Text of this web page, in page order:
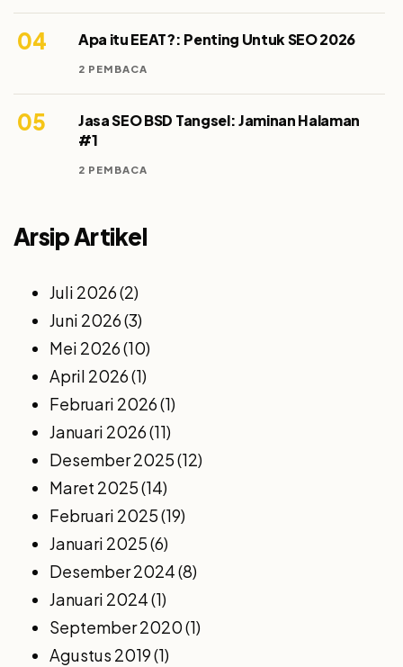
04 Apa itu EEAT?: Penting Untuk SEO 2026
2 PEMBACA
05
Jasa SEO BSD Tangsel: Jaminan Halaman
#1
2 PEMBACA
Arsip Artikel
Juli 2026(2)
Juni 2026(3)
Mei 2026(10)
April 2026(1)
Februari 2026(1)
Januari 2026(11)
Desember 2025(12)
Maret 2025(14)
Februari 2025(19)
Januari 2025(6)
Desember 2024(8)
Januari 2024(1)
September 2020(1)
Agustus 2019(1)